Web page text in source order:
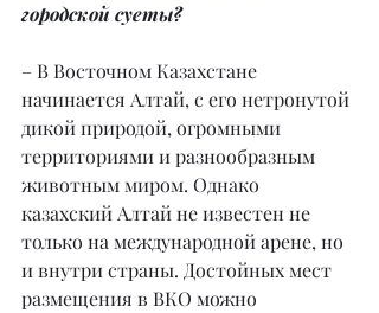
городской суеты?
– В Восточном Казахстане
начинается Алтай, с его нетронутой
дикой природой, огромными
территориями и разнообразным
животным миром. Однако
казахский Алтай не известен не
только на международной арене, но
и внутри страны. Достойных мест
размещения в ВКО можно